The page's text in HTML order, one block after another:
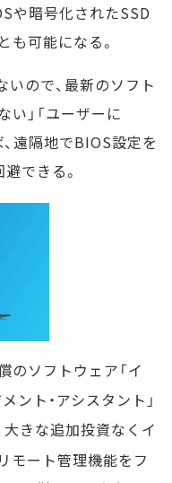
や暗号化されたSSD
も可能になる。
ので、最新のソフト
」「ユーザーに
遠隔地でBIOS設定を
できる。
ソフトウェア「イ
ント・アシスタント」
大きな追加投資なくイ
モート管理機能をフ